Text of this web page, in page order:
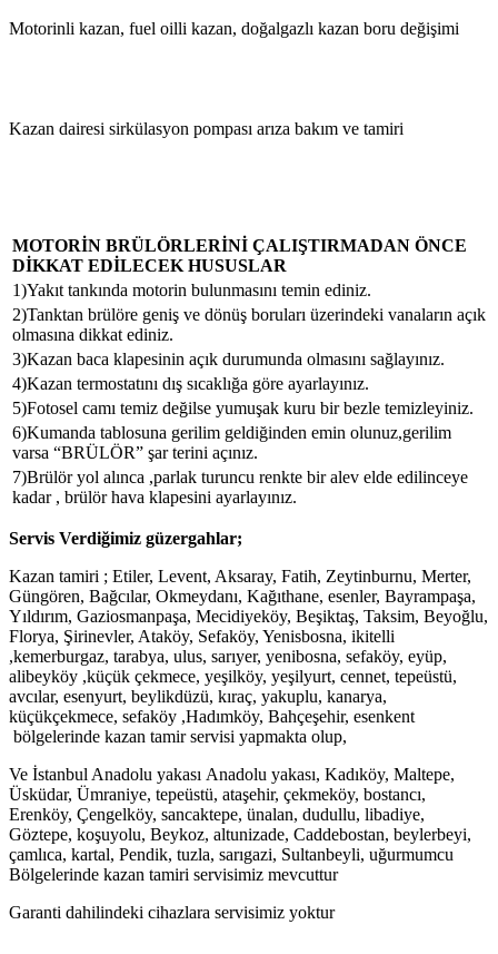
Motorinli kazan, fuel oilli kazan, doğalgazlı kazan boru değişimi
Kazan dairesi sirkülasyon pompası arıza bakım ve tamiri
MOTORİN BRÜLÖRLERİNİ ÇALIŞTIRMADAN ÖNCE
DİKKAT EDİLECEK HUSUSLAR
1)Yakıt tankında motorin bulunmasını temin ediniz.
2)Tanktan brülöre geniş ve dönüş boruları üzerindeki vanaların açık
olmasına dikkat ediniz.
3)Kazan baca klapesinin açık durumunda olmasını sağlayınız.
4)Kazan termostatını dış sıcaklığa göre ayarlayınız.
5)Fotosel camı temiz değilse yumuşak kuru bir bezle temizleyiniz.
6)Kumanda tablosuna gerilim geldiğinden emin olunuz,gerilim
varsa “BRÜLÖR” şar terini açınız.
7)Brülör yol alınca ,parlak turuncu renkte bir alev elde edilinceye
kadar , brülör hava klapesini ayarlayınız.
Servis Verdiğimiz güzergahlar;
Kazan tamiri ; Etiler, Levent, Aksaray, Fatih, Zeytinburnu, Merter,
Güngören, Bağcılar, Okmeydanı, Kağıthane, esenler, Bayrampaşa,
Yıldırım, Gaziosmanpaşa, Mecidiyeköy, Beşiktaş, Taksim, Beyoğlu,
Florya, Şirinevler, Ataköy, Sefaköy, Yenisbosna, ikitelli
,kemerburgaz, tarabya, ulus, sarıyer, yenibosna, sefaköy, eyüp,
alibeyköy ,küçük çekmece, yeşilköy, yeşilyurt, cennet, tepeüstü,
avcılar, esenyurt, beylikdüzü, kıraç, yakuplu, kanarya,
küçükçekmece, sefaköy ,Hadımköy, Bahçeşehir, esenkent
bölgelerinde kazan tamir servisi yapmakta olup,
Ve İstanbul Anadolu yakası Anadolu yakası, Kadıköy, Maltepe,
Üsküdar, Ümraniye, tepeüstü, ataşehir, çekmeköy, bostancı,
Erenköy, Çengelköy, sancaktepe, ünalan, dudullu, libadiye,
Göztepe, koşuyolu, Beykoz, altunizade, Caddebostan, beylerbeyi,
çamlıca, kartal, Pendik, tuzla, sarıgazi, Sultanbeyli, uğurmumcu
Bölgelerinde kazan tamiri servisimiz mevcuttur
Garanti dahilindeki cihazlara servisimiz yoktur